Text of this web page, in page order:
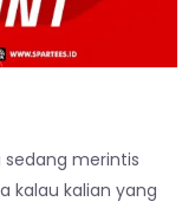
merintis
kalau kalian yang